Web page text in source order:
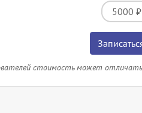
5000 ₽
стоимость может